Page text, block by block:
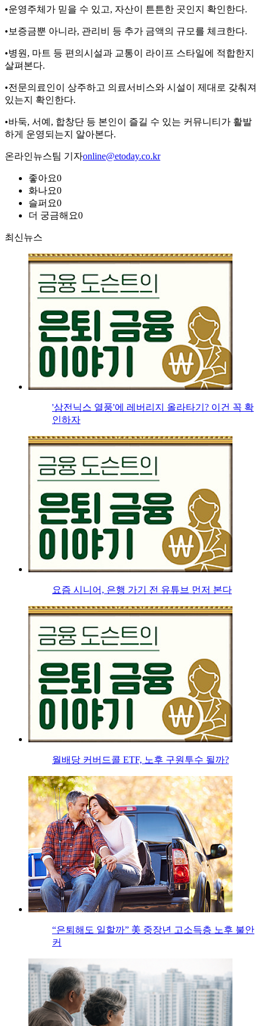
•운영주체가 믿을 수 있고, 자산이 튼튼한 곳인지 확인한다.
•보증금뿐 아니라, 관리비 등 추가 금액의 규모를 체크한다.
•병원, 마트 등 편의시설과 교통이 라이프 스타일에 적합한지
살펴본다.
•전문의료인이 상주하고 의료서비스와 시설이 제대로 갖춰져
있는지 확인한다.
•바둑, 서예, 합창단 등 본인이 즐길 수 있는 커뮤니티가 활발
하게 운영되는지 알아본다.
온라인뉴스팀 기자online@etoday.co.kr
좋아요0
화나요0
슬퍼요0
더 궁금해요0
최신뉴스
'삼전닉스 열풍'에 레버리지 올라타기? 이건 꼭 확
인하자
요즘 시니어, 은행 가기 전 유튜브 먼저 본다
월배당 커버드콜 ETF, 노후 구원투수 될까?
“은퇴해도 일할까” 美 중장년 고소득층 노후 불안
커